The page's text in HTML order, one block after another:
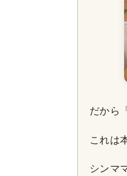
だから
これは
シンマ